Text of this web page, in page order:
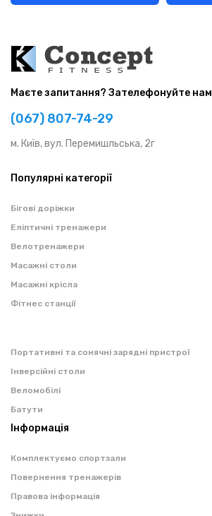
Маєте запитання? Зателефонуйте нам
(067) 807-74-29
м. Київ, вул. Перемишльська, 2г
Популярні категорії
Бігові доріжки
Еліптичні тренажери
Велотренажери
Масажні столи
Масажні крісла
Фітнес станції
Портативні та сонячні зарядні пристрої
Інверсійні столи
Веломобілі
Батути
Інформація
Комплектуємо спортзали
Повернення тренажерів
Правова інформація